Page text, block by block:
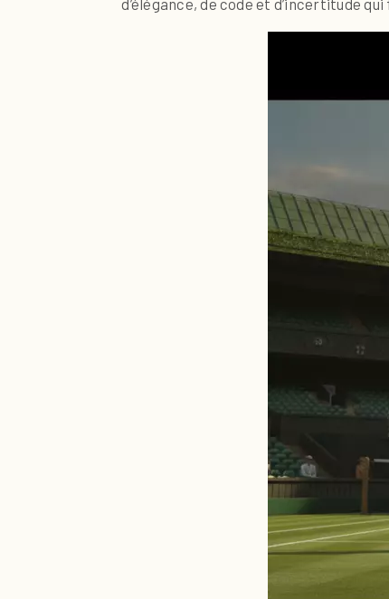
d’élégance, de code et d’incertitude